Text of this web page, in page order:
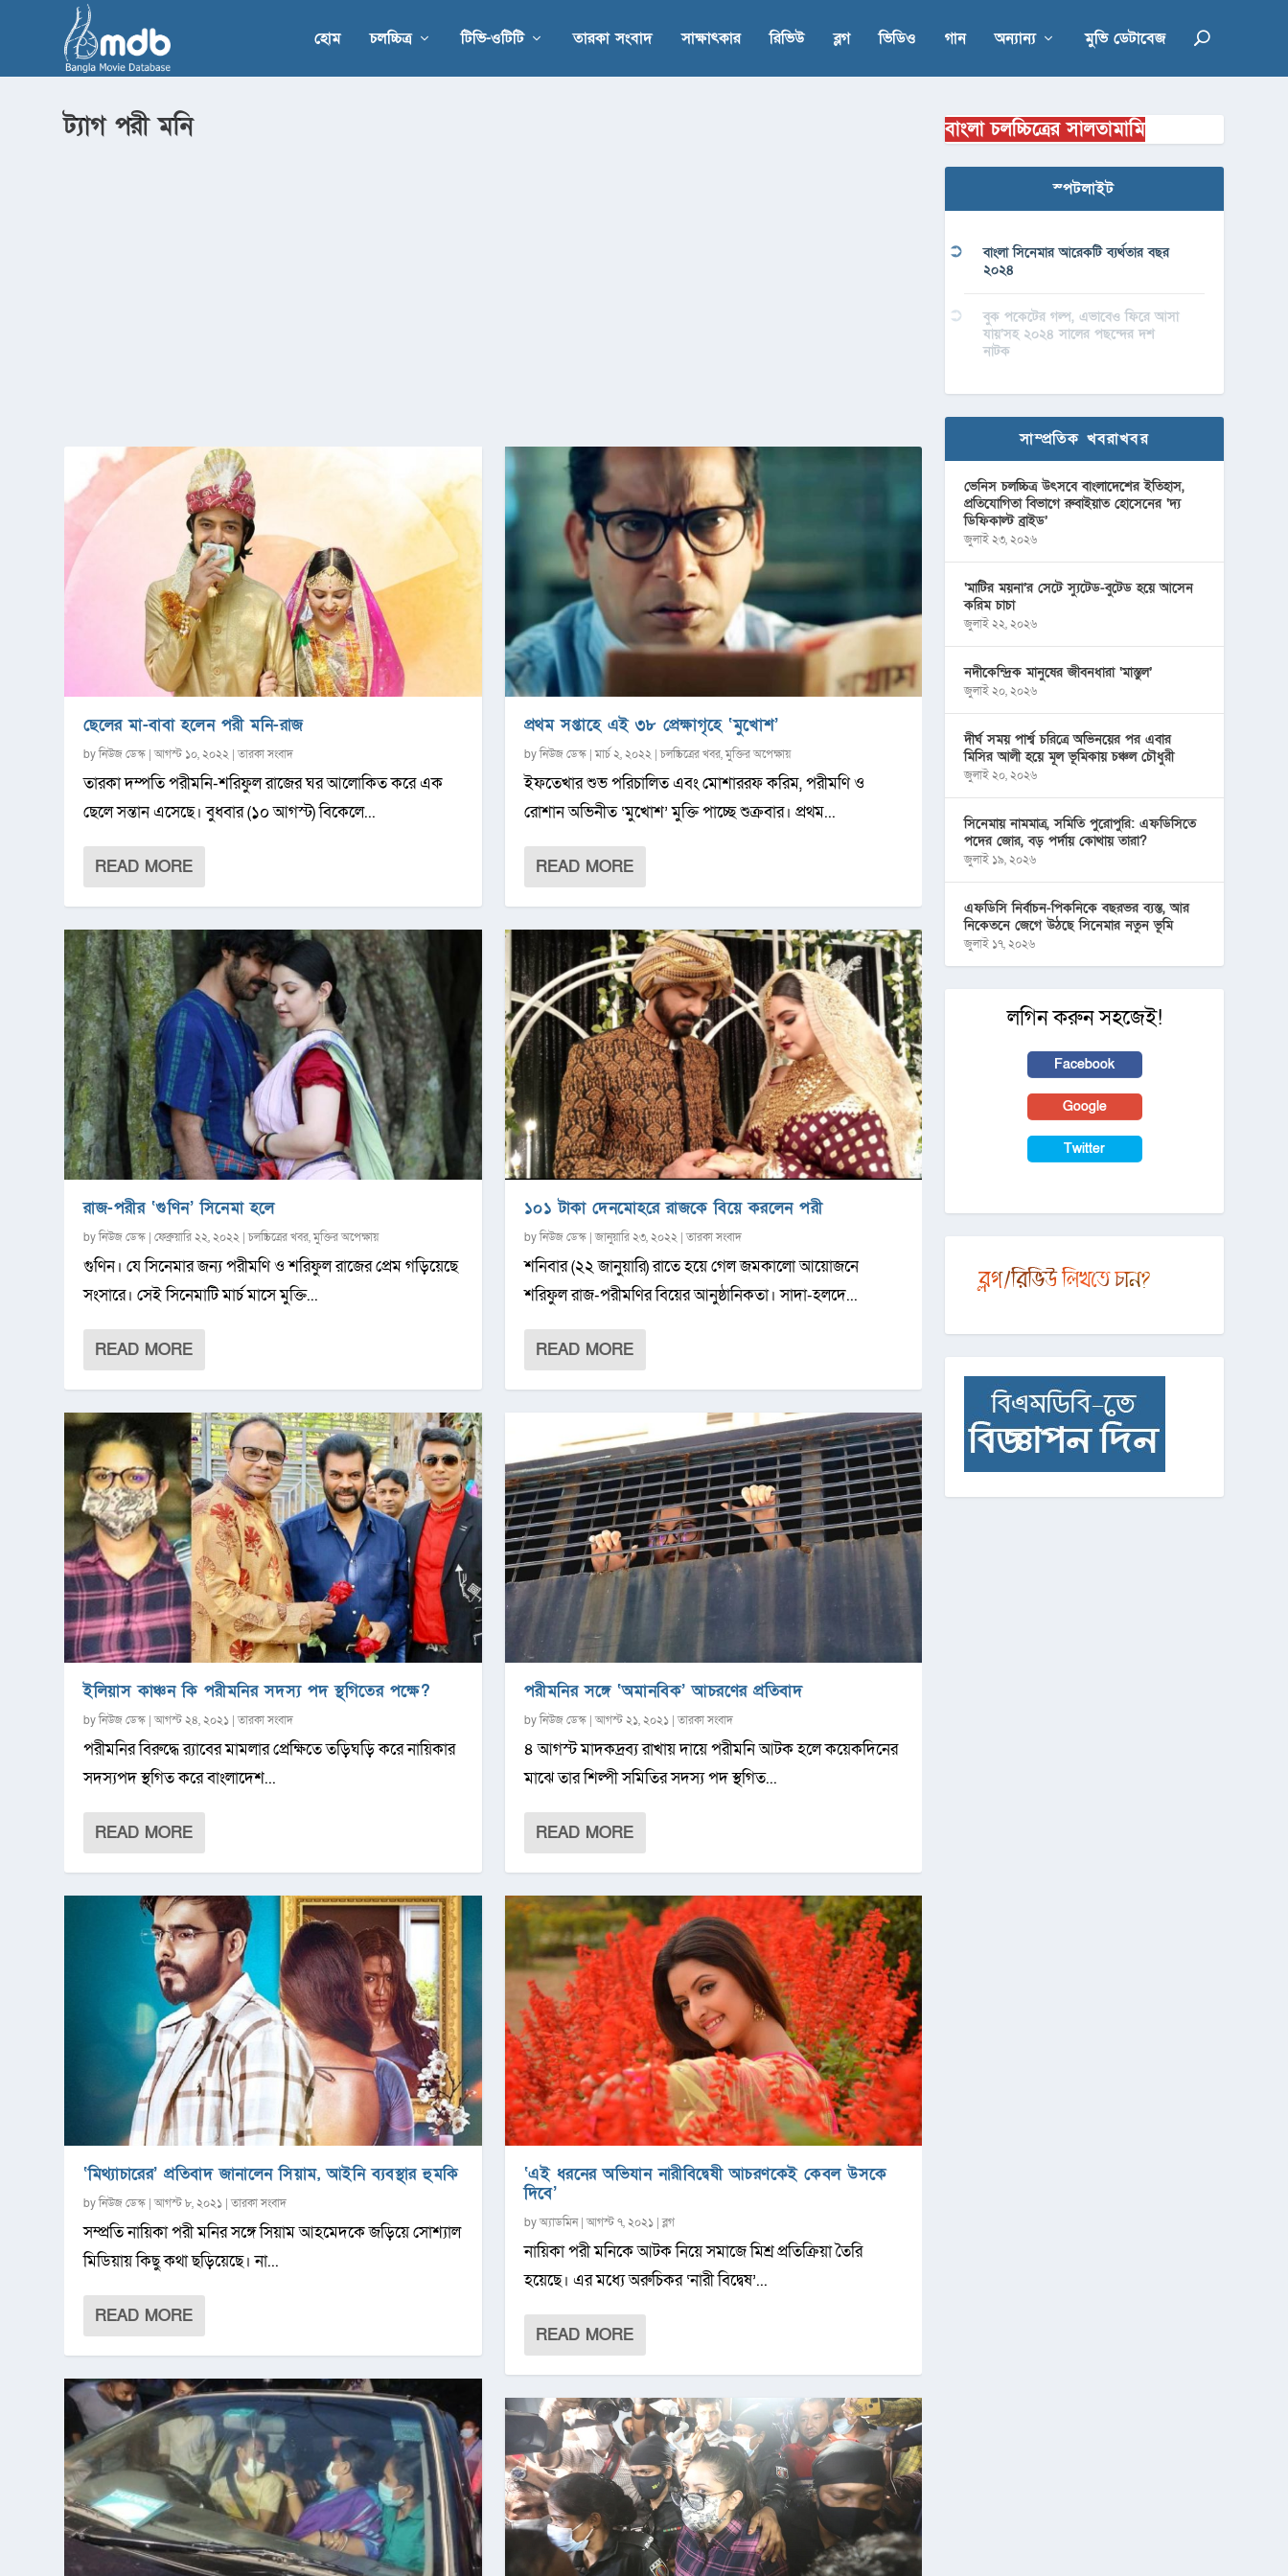
হোম চলচ্চিত্র টিভি-ওটিটি তারকা সংবাদ সাক্ষাৎকার রিভিউ ব্লগ ভিডিও গান অন্যান্য মুভি ডেটাবেজ
ট্যাগ পরী মনি
ছেলের মা-বাবা হলেন পরী মনি-রাজ
byনিউজ ডেস্ক |আগস্ট ১০, ২০২২ |তারকা সংবাদ
তারকা দম্পতি পরীমনি-শরিফুল রাজের ঘর আলোকিত করে এক
ছেলে সন্তান এসেছে। বুধবার (১০ আগস্ট) বিকেলে...
READ MORE
রাজ-পরীর ‘গুণিন’ সিনেমা হলে
byনিউজ ডেস্ক |ফেব্রুয়ারি ২২, ২০২২ |চলচ্চিত্রের খবর,মুক্তির অপেক্ষায়
গুণিন। যে সিনেমার জন্য পরীমণি ও শরিফুল রাজের প্রেম গড়িয়েছে
সংসারে। সেই সিনেমাটি মার্চ মাসে মুক্তি...
READ MORE
ইলিয়াস কাঞ্চন কি পরীমনির সদস্য পদ স্থগিতের পক্ষে?
byনিউজ ডেস্ক |আগস্ট ২৪, ২০২১ |তারকা সংবাদ
পরীমনির বিরুদ্ধে র‌্যাবের মামলার প্রেক্ষিতে তড়িঘড়ি করে নায়িকার
সদস্যপদ স্থগিত করে বাংলাদেশ...
READ MORE
‘মিথ্যাচারের’ প্রতিবাদ জানালেন সিয়াম, আইনি ব্যবস্থার হুমকি
byনিউজ ডেস্ক |আগস্ট ৮, ২০২১ |তারকা সংবাদ
সম্প্রতি নায়িকা পরী মনির সঙ্গে সিয়াম আহমেদকে জড়িয়ে সোশ্যাল
মিডিয়ায় কিছু কথা ছড়িয়েছে। না...
READ MORE
প্রথম সপ্তাহে এই ৩৮ প্রেক্ষাগৃহে ‘মুখোশ’
byনিউজ ডেস্ক|মার্চ ২, ২০২২ |চলচ্চিত্রের খবর,মুক্তির অপেক্ষায়
ইফতেখার শুভ পরিচালিত এবং মোশাররফ করিম, পরীমণি ও
রোশান অভিনীত ‘মুখোশ’ মুক্তি পাচ্ছে শুক্রবার। প্রথম...
READ MORE
১০১ টাকা দেনমোহরে রাজকে বিয়ে করলেন পরী
byনিউজ ডেস্ক|জানুয়ারি ২৩, ২০২২ |তারকা সংবাদ
শনিবার (২২ জানুয়ারি) রাতে হয়ে গেল জমকালো আয়োজনে
শরিফুল রাজ-পরীমণির বিয়ের আনুষ্ঠানিকতা। সাদা-হলদে...
READ MORE
পরীমনির সঙ্গে ‘অমানবিক’ আচরণের প্রতিবাদ
byনিউজ ডেস্ক|আগস্ট ২১, ২০২১|তারকা সংবাদ
৪ আগস্ট মাদকদ্রব্য রাখায় দায়ে পরীমনি আটক হলে কয়েকদিনের
মাঝে তার শিল্পী সমিতির সদস্য পদ স্থগিত...
READ MORE
‘এই ধরনের অভিযান নারীবিদ্বেষী আচরণকেই কেবল উসকে
দিবে’
byঅ্যাডমিন|আগস্ট ৭, ২০২১|ব্লগ
নায়িকা পরী মনিকে আটক নিয়ে সমাজে মিশ্র প্রতিক্রিয়া তৈরি
হয়েছে। এর মধ্যে অরুচিকর ‘নারী বিদ্বেষ’...
READ MORE
বাংলা চলচ্চিত্রের সালতামামি
স্পটলাইট
বাংলা সিনেমার আরেকটি ব্যর্থতার বছর
২০২৪
বুক পকেটের গল্প, এভাবেও ফিরে আসা
যায়’সহ ২০২৪ সালের পছন্দের দশ
নাটক
সাম্প্রতিক খবরাখবর
ভেনিস চলচ্চিত্র উৎসবে বাংলাদেশের ইতিহাস,
প্রতিযোগিতা বিভাগে রুবাইয়াত হোসেনের ‘দ্য
ডিফিকাল্ট ব্রাইড’
জুলাই ২৩, ২০২৬
‘মাটির ময়না’র সেটে স্যুটেড-বুটেড হয়ে আসেন
করিম চাচা
জুলাই ২২, ২০২৬
নদীকেন্দ্রিক মানুষের জীবনধারা ‘মাস্তুল’
জুলাই ২০, ২০২৬
দীর্ঘ সময় পার্শ্ব চরিত্রে অভিনয়ের পর এবার
মিসির আলী হয়ে মূল ভূমিকায় চঞ্চল চৌধুরী
জুলাই ২০, ২০২৬
সিনেমায় নামমাত্র, সমিতি পুরোপুরি: এফডিসিতে
পদের জোর, বড় পর্দায় কোথায় তারা?
জুলাই ১৯, ২০২৬
এফডিসি নির্বাচন-পিকনিকে বছরভর ব্যস্ত, আর
নিকেতনে জেগে উঠছে সিনেমার নতুন ভূমি
জুলাই ১৭, ২০২৬
লগিন করুন সহজেই!
Facebook
Google
Twitter